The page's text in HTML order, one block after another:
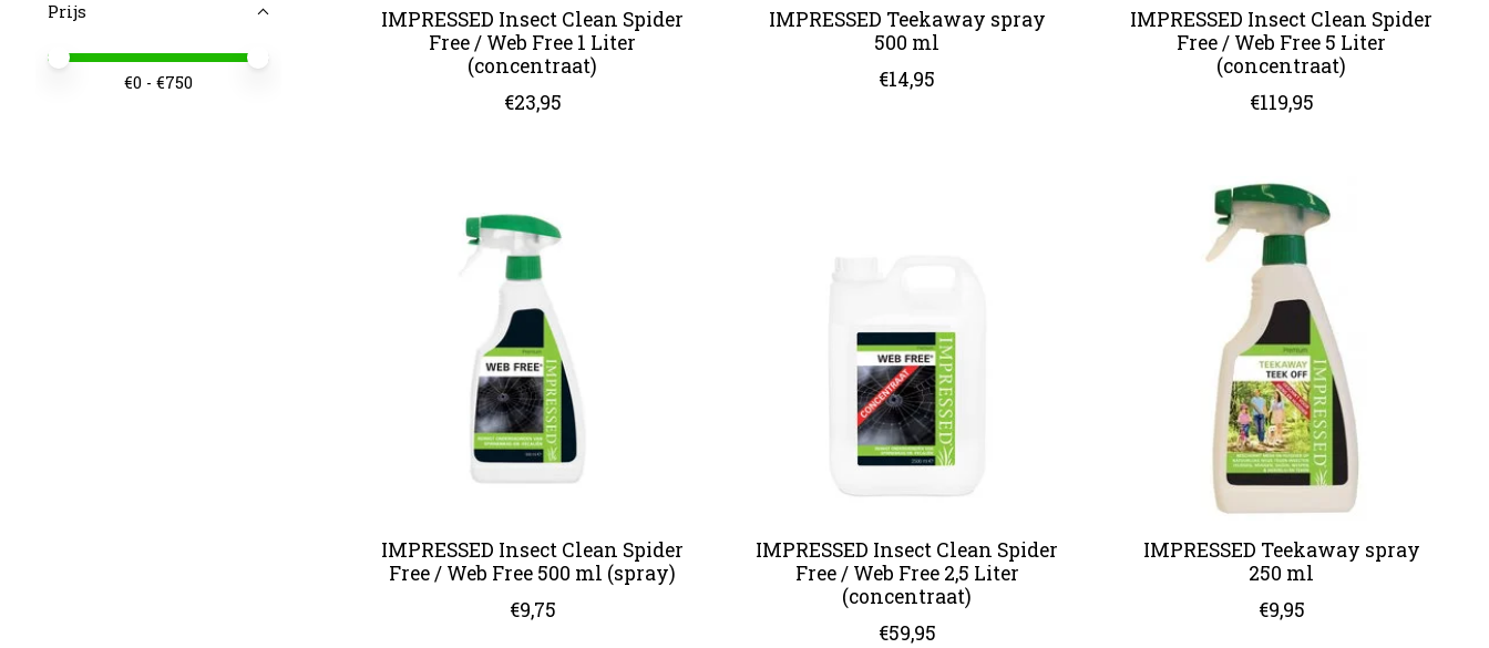
Prijs
Minimale prijswaarde
Price maximum value
€0 - €750
IMPRESSED Insect Clean Spider
Free / Web Free 1 Liter
(concentraat)
€23,95
IMPRESSED Teekaway spray
500 ml
€14,95
IMPRESSED Insect Clean Spider
Free / Web Free 5 Liter
(concentraat)
€119,95
IMPRESSED Insect Clean Spider
Free / Web Free 500 ml (spray)
€9,75
IMPRESSED Insect Clean Spider
Free / Web Free 2,5 Liter
(concentraat)
€59,95
IMPRESSED Teekaway spray
250 ml
€9,95